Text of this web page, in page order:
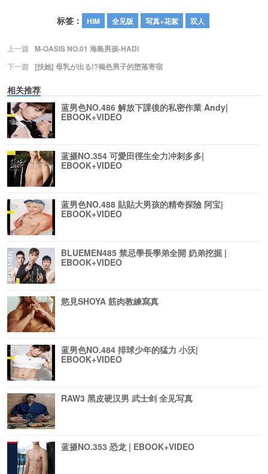
标签： HIM 全见版 写真+花絮 双人
上一篇
M-OASIS NO.01 海島男孩-HADI
下一篇
[扶她] 母乳が出る!?褐色男子的堕落寄宿
相关推荐
蓝男色NO.486 解放下課後的私密作業 Andy|
EBOOK+VIDEO
蓝摄NO.354 可愛田徑生全力冲刺多多|
EBOOK+VIDEO
蓝男色NO.488 貼貼大男孩的精奇探險 阿宝|
EBOOK+VIDEO
BLUEMEN485 禁忌學長學弟全開 奶弟挖掘 |
EBOOK+VIDEO
慾見SHOYA 筋肉教練寫真
蓝男色NO.484 排球少年的猛力 小沃|
EBOOK+VIDEO
RAW3 黑皮硬汉男 武士剑 全见写真
蓝摄NO.353 恐龙 | EBOOK+VIDEO